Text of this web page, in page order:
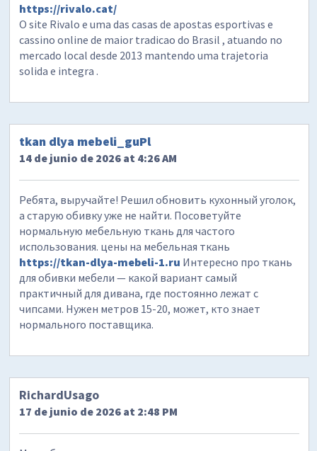
https://rivalo.cat/
O site Rivalo e uma das casas de apostas esportivas e
cassino online de maior tradicao do Brasil , atuando no
mercado local desde 2013 mantendo uma trajetoria
solida e integra .
tkan dlya mebeli_guPl
14 de junio de 2026 at 4:26 AM
Ребята, выручайте! Решил обновить кухонный уголок,
а старую обивку уже не найти. Посоветуйте
нормальную мебельную ткань для частого
использования. цены на мебельная ткань
https://tkan-dlya-mebeli-1.ru Интересно про ткань
для обивки мебели — какой вариант самый
практичный для дивана, где постоянно лежат с
чипсами. Нужен метров 15-20, может, кто знает
нормального поставщика.
RichardUsago
17 de junio de 2026 at 2:48 PM